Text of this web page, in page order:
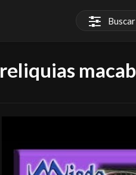
reliquias